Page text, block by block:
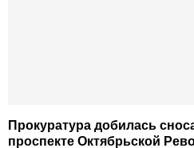
Прокуратура добилась
проспекте Октябрьской